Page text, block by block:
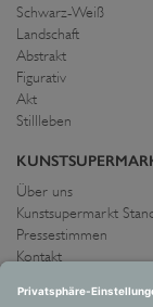
Schwarz-Weiß
Landschaft
Abstrakt
Figurativ
Akt
Stillleben
Über uns
Kunstsupermarkt
Pressestimmen
Kontakt
IMPRESSUM UND